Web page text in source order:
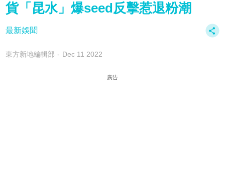
貨「昆水」爆seed反擊惹退粉潮
最新娛聞
東方新地編輯部 Dec 11 2022
廣告